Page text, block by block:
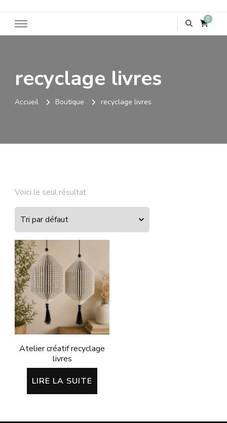
0
recyclage livres
Accueil Boutique recyclage livres
Voici le seul résultat
Atelier créatif recyclage
livres
LIRE LA SUITE